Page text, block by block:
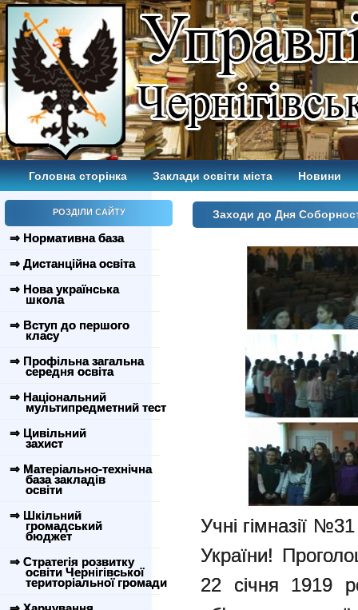
Головна сторінка Заклади освіти міста Новини
РОЗДІЛИ САЙТУ
⇒ Нормативна база
⇒ Дистанційна освіта
⇒ Нова українська
школа
⇒ Вступ до першого
класу
⇒ Профільна загальна
середня освіта
⇒ Національний
мультипредметний тест
⇒ Цивільний
захист
⇒ Матеріально-технічна
база закладів
освіти
⇒ Шкільний
громадський
бюджет
⇒ Стратегія розвитку
освіти Чернігівської
територіальної громади
Заходи до Дня
Учні гімназії
України!
22 січня 1919